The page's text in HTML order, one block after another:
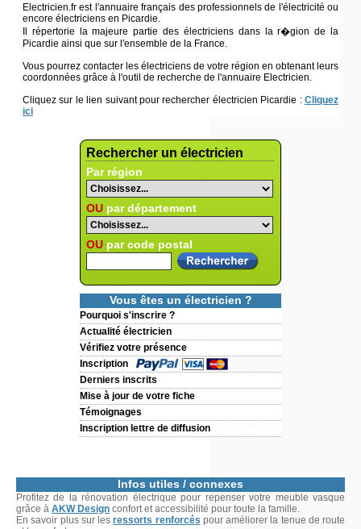
Rechercher un électricien
Par région
OU par département
OU par code postal
Vous êtes un électricien ?
Pourquoi s'inscrire ?
Actualité électricien
Vérifiez votre présence
Inscription
Derniers inscrits
Mise à jour de votre fiche
Témoignages
Inscription lettre de diffusion
Electricien.fr est l'annuaire français des professionnels de l'électricité ou
encore électriciens en Picardie.
Il répertorie la majeure partie des électriciens dans la r�gion de la
Picardie ainsi que sur l'ensemble de la France.
Vous pourrez contacter les électriciens de votre région en obtenant leurs
coordonnées grâce à l'outil de recherche de l'annuaire Electricien.
Cliquez sur le lien suivant pour rechercher électricien Picardie : Cliquez
ici
Infos utiles / connexes
Profitez de la rénovation électrique pour repenser votre meuble vasque
grâce à AKW Design confort et accessibilité pour toute la famille.
En savoir plus sur lesressorts renforcés pour améliorer la tenue de route